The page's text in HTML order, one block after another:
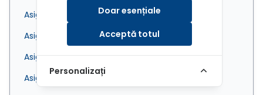
Asigurare RCA Mioveni
Asigurare RCA Năvodari
Asigurare RCA Odorheiu Secuiesc
Asigurare RCA Onești
Doar esențiale
Acceptă totul
Personalizați